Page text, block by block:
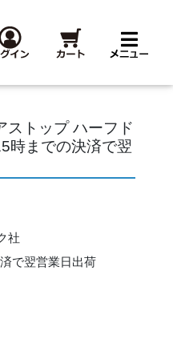
ストップ ハーフド
時までの決済で翌
社
で翌営業日出荷